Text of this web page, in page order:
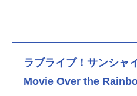
ラブライブ！サンシ
Movie Over the